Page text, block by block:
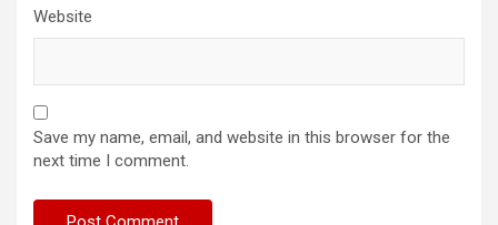
Website
Save my name, email, and website in this browser for the
next time I comment.